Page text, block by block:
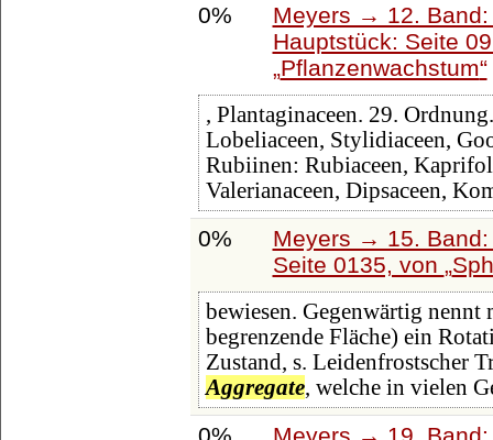
0%
Meyers → 12.
Hauptstück: Seite
Pflanzenwachstum
, Plantaginaceen. 29.
Lobeliaceen, Stylidiaceen,
Rubiinen: Rubiaceen,
Valerianaceen, Dipsaceen,
0%
Meyers → 15.
Seite 0135, von
bewiesen. Gegenwärtig nennt
begrenzende Fläche) ein
Zustand, s. Leidenfrostscher
Aggregate, welche in vielen
0%
Meyers → 19.